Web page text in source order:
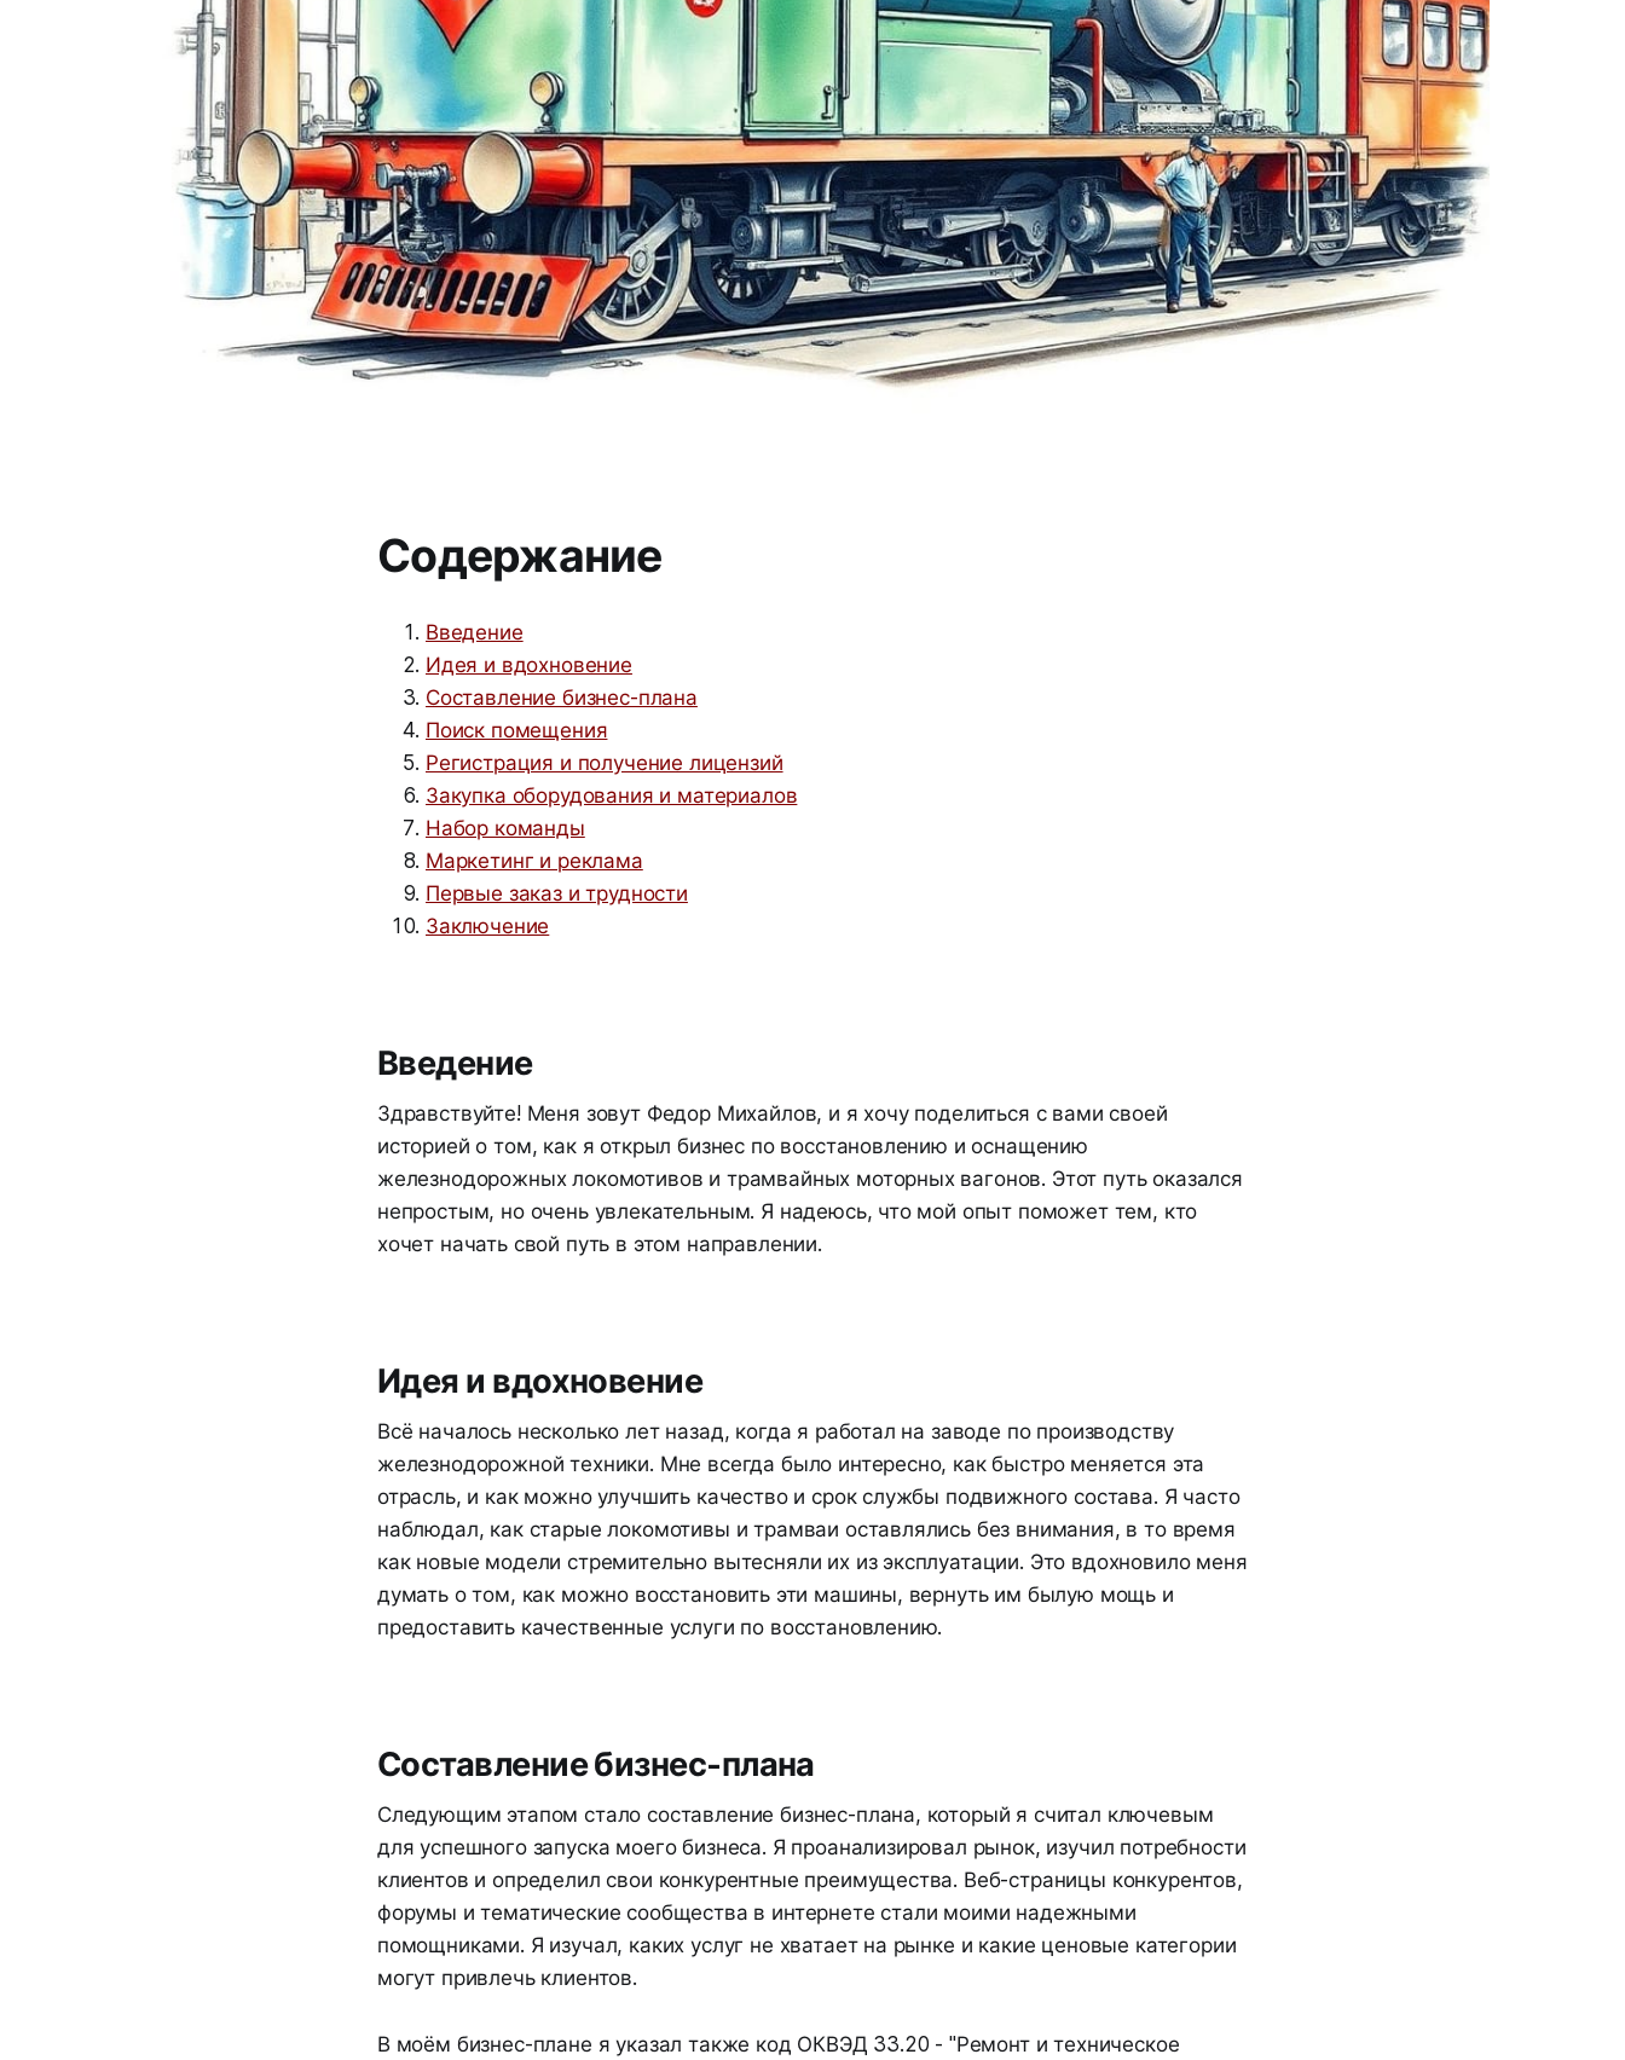
Содержание
Введение
Идея и вдохновение
Составление бизнес-плана
Поиск помещения
Регистрация и получение лицензий
Закупка оборудования и материалов
Набор команды
Маркетинг и реклама
Первые заказ и трудности
Заключение
Введение
Здравствуйте! Меня зовут Федор Михайлов, и я хочу поделиться с вами своей
историей о том, как я открыл бизнес по восстановлению и оснащению
железнодорожных локомотивов и трамвайных моторных вагонов. Этот путь оказался
непростым, но очень увлекательным. Я надеюсь, что мой опыт поможет тем, кто
хочет начать свой путь в этом направлении.
Идея и вдохновение
Всё началось несколько лет назад, когда я работал на заводе по производству
железнодорожной техники. Мне всегда было интересно, как быстро меняется эта
отрасль, и как можно улучшить качество и срок службы подвижного состава. Я часто
наблюдал, как старые локомотивы и трамваи оставлялись без внимания, в то время
как новые модели стремительно вытесняли их из эксплуатации. Это вдохновило меня
думать о том, как можно восстановить эти машины, вернуть им былую мощь и
предоставить качественные услуги по восстановлению.
Составление бизнес-плана
Следующим этапом стало составление бизнес-плана, который я считал ключевым
для успешного запуска моего бизнеса. Я проанализировал рынок, изучил потребности
клиентов и определил свои конкурентные преимущества. Веб-страницы конкурентов,
форумы и тематические сообщества в интернете стали моими надежными
помощниками. Я изучал, каких услуг не хватает на рынке и какие ценовые категории
могут привлечь клиентов.
В моём бизнес-плане я указал также код ОКВЭД 33.20 - "Ремонт и техническое